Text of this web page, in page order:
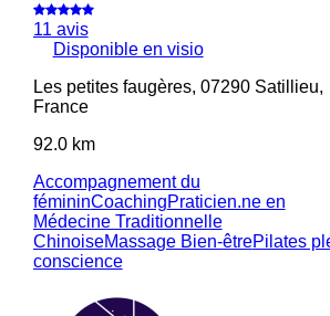
11 avis
Disponible en visio
Les petites faugères, 07290 Satillieu,
France
92.0 km
Accompagnement du
fémininCoachingPraticien.ne en
Médecine Traditionnelle
ChinoiseMassage Bien-êtrePilates
conscience